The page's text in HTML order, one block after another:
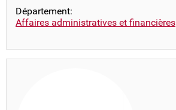
Département:
Affaires administratives et financières